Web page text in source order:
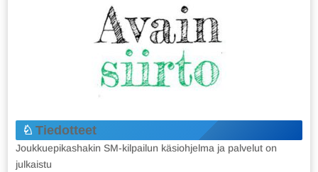
Tiedotteet
Joukkuepikashakin SM-kilpailun käsiohjelma ja palvelut on
julkaistu